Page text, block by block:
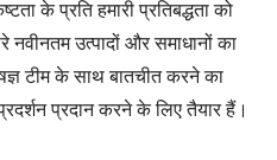
के प्रति हमारी प्रतिबद्धता को
नवीनतम उत्पादों और समाधानों का
टीम के साथ बातचीत करने का
प्रदान करने के लिए तैयार हैं।